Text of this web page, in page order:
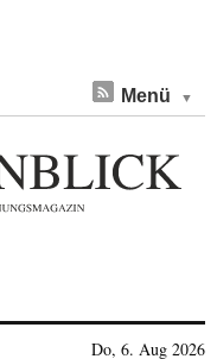
Menü
Do, 6. Aug 2026